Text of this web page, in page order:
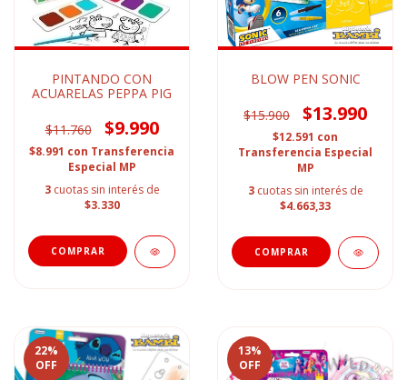
PINTANDO CON
ACUARELAS PEPPA PIG
$11.760 $9.990
$8.991 con Transferencia
Especial MP
3 cuotas sin interés de
$3.330
BLOW PEN SONIC
$15.900 $13.990
$12.591 con
Transferencia Especial
MP
3 cuotas sin interés de
$4.663,33
22%
OFF
13%
OFF